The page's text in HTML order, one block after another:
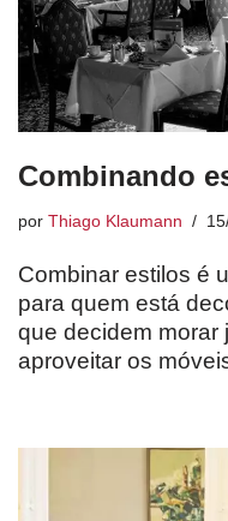
Combinando
por Thiago Klaumann
Combinar estilos é
para quem está
que decidem morar
aproveitar os